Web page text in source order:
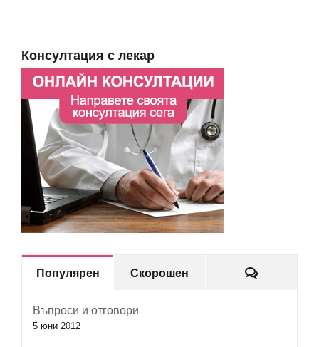
Консултация с лекар
Популярен Скорошен Коментари
Въпроси и отговори
5 юни 2012